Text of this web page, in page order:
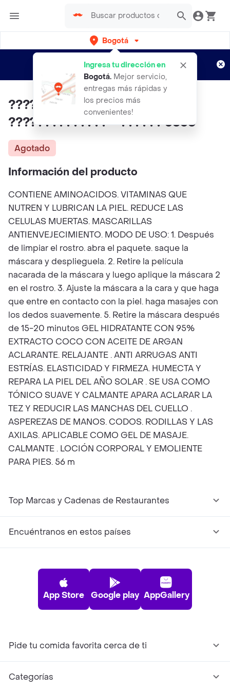
Bogotá
Ingresa tu dirección en
Bogotá. Mejor servicio,
entregas más rápidas y
los precios más
convenientes!
envíos gratis por semanas
Aplican TyC
???????????????????? +
?????????????? + ?????? coco
Agotado
Información del producto
CONTIENE AMINOACIDOS. VITAMINAS QUE
NUTREN Y LUBRICAN LA PIEL. REDUCE LAS
CELULAS MUERTAS. MASCARILLAS
ANTIENVEJECIMIENTO. MODO DE USO: 1. Después
de limpiar el rostro. abra el paquete. saque la
máscara y desplieguela. 2. Retire la película
nacarada de la máscara y luego aplique la máscara 2
en el rostro. 3. Ajuste la máscara a la cara y que haga
que entre en contacto con la piel. haga masajes con
los dedos suavemente. 5. Retire la máscara después
de 15-20 minutos GEL HIDRATANTE CON 95%
EXTRACTO COCO CON ACEITE DE ARGAN
ACLARANTE. RELAJANTE . ANTI ARRUGAS ANTI
ESTRÍAS. ELASTICIDAD Y FIRMEZA. HUMECTA Y
REPARA LA PIEL DEL AÑO SOLAR . SE USA COMO
TÓNICO SUAVE Y CALMANTE APARA ACLARAR LA
TEZ Y REDUCIR LAS MANCHAS DEL CUELLO .
ASPEREZAS DE MANOS. CODOS. RODILLAS Y LAS
AXILAS. APLICABLE COMO GEL DE MASAJE.
CALMANTE . LOCIÓN CORPORAL Y EMOLIENTE
PARA PIES. 56 m
Top Marcas y Cadenas de Restaurantes
Encuéntranos en estos países
App Store Google play AppGallery
Pide tu comida favorita cerca de ti
Categorías